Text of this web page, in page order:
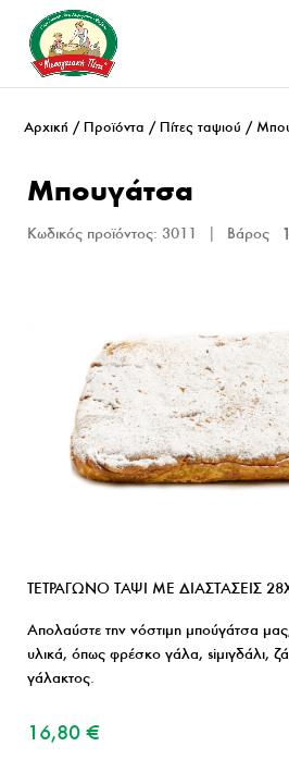
Αρχική /Προϊόντα /Πίτες ταψιού /
Μπουγάτσα
Κωδικός προϊόντος: 3011 Βάρος
ΤΕΤΡΑΓΩΝΟ ΤΑΨΙ ΜΕ ΔΙΑΣΤΑΣΕΙΣ
Απολαύστε την νόστιμη μπούγάτσα
υλικά, όπως φρέσκο γάλα, siμιγδάλι,
γάλακτος.
16,80€